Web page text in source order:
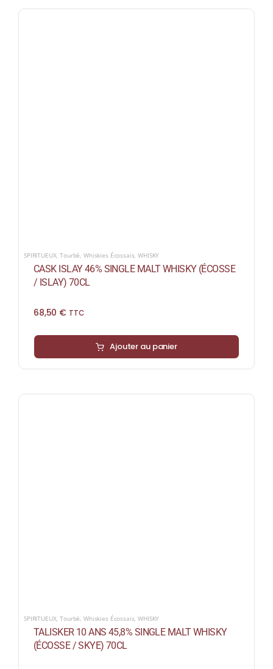
SPIRITUEUX,Tourbé, Whiskies Écossais,WHISKY
CASK ISLAY 46% SINGLE MALT WHISKY (ÉCOSSE
/ ISLAY) 70CL
68,50 € TTC
Ajouter au panier
SPIRITUEUX,Tourbé, Whiskies Écossais,WHISKY
TALISKER 10 ANS 45,8% SINGLE MALT WHISKY
(ÉCOSSE / SKYE) 70CL